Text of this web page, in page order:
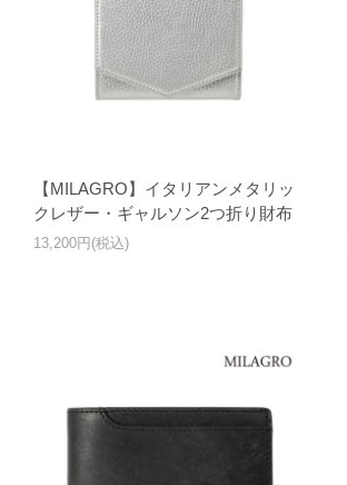
【MILAGRO】イタリアンメタリッ
クレザー・ギャルソン2つ折り財布
13,200円(税込)